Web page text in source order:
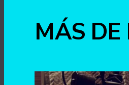
MÁS DE